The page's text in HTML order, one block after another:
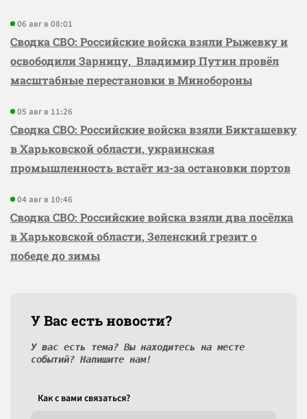
06 авг в 08:01
Сводка СВО: Российские войска взяли Рыжевку и
освободили Зарницу, Владимир Путин провёл
масштабные перестановки в Минобороны
05 авг в 11:26
Сводка СВО: Российские войска взяли Бикташевку
в Харьковской области, украинская
промышленность встаёт из-за остановки портов
04 авг в 10:46
Сводка СВО: Российские войска взяли два посёлка
в Харьковской области, Зеленский грезит о
победе до зимы
У Вас есть новости?
У вас есть тема? Вы находитесь на месте
событий? Напишите нам!
Как c вами связаться?